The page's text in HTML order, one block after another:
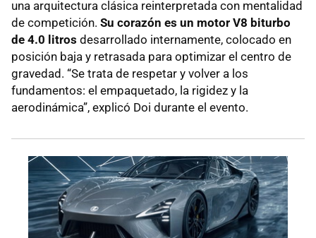
una arquitectura clásica reinterpretada con mentalidad
de competición. Su corazón es un motor V8 biturbo
de 4.0 litros desarrollado internamente, colocado en
posición baja y retrasada para optimizar el centro de
gravedad. “Se trata de respetar y volver a los
fundamentos: el empaquetado, la rigidez y la
aerodinámica”, explicó Doi durante el evento.